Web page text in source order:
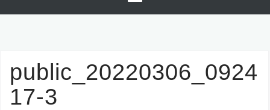
public_20220306_0924
17-3